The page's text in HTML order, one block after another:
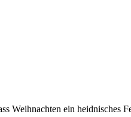
Weihnachten ein